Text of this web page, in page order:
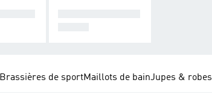
Brassières de sportMaillots de bainJupes & robes